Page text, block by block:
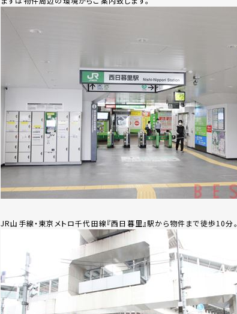
JR山手線・東京メトロ千代田線『西日暮里』駅から物件まで徒歩10分。